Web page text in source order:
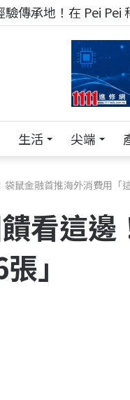
驗傳承地！在 Pei
生活 尖端
鼠金融首推海外消費用「這
看這邊
」